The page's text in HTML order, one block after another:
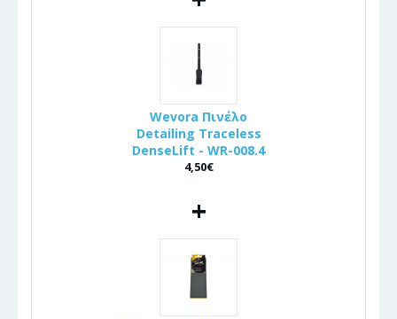
Wevora Πινέλo
Detailing Traceless
DenseLift - WR-008.4
4,50€
+